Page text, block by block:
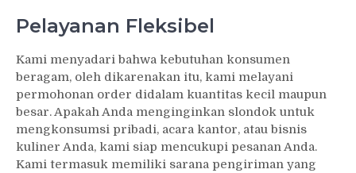
Pelayanan Fleksibel
Kami menyadari bahwa kebutuhan konsumen
beragam, oleh dikarenakan itu, kami melayani
permohonan order didalam kuantitas kecil maupun
besar. Apakah Anda menginginkan slondok untuk
mengkonsumsi pribadi, acara kantor, atau bisnis
kuliner Anda, kami siap mencukupi pesanan Anda.
Kami termasuk memiliki sarana pengiriman yang